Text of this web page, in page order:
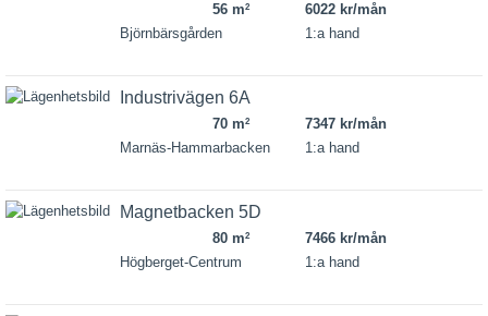
56 m2
6022 kr/mån
Björnbärsgården
1:a hand
Industrivägen 6A
70 m2
7347 kr/mån
Marnäs-Hammarbacken
1:a hand
Magnetbacken 5D
80 m2
7466 kr/mån
Högberget-Centrum
1:a hand